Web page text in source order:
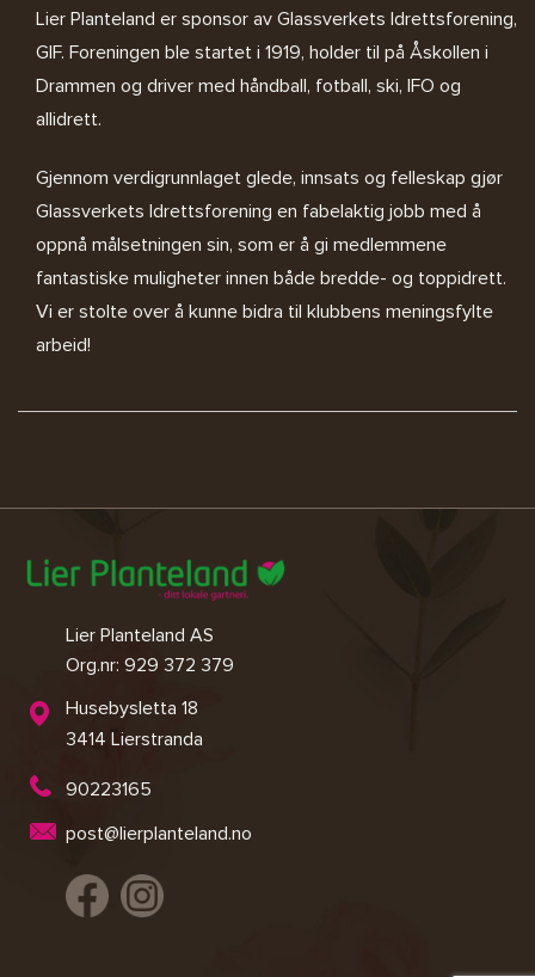
Lier Planteland er sponsor av Glassverkets Idrettsforening,
GIF. Foreningen ble startet i 1919, holder til på Åskollen i
Drammen og driver med håndball, fotball, ski, IFO og
allidrett.
Gjennom verdigrunnlaget glede, innsats og felleskap gjør
Glassverkets Idrettsforening en fabelaktig jobb med å
oppnå målsetningen sin, som er å gi medlemmene
fantastiske muligheter innen både bredde- og toppidrett.
Vi er stolte over å kunne bidra til klubbens meningsfylte
arbeid!
Lier Planteland AS
Org.nr: 929 372 379
Husebysletta 18
3414 Lierstranda
90223165
post@lierplanteland.no